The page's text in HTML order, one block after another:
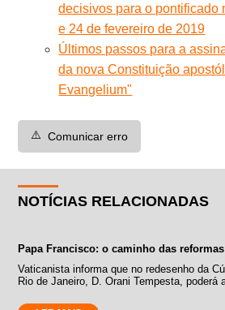
decisivos para o pontificado
e 24 de fevereiro de 2019
Últimos passos para a
da nova Constituição
Evangelium"
⚠️ Comunicar erro
NOTÍCIAS RELACIONADAS
Papa Francisco: o caminho das
Vaticanista informa que no redesenho da
Rio de Janeiro, D. Orani Tempesta, poderá